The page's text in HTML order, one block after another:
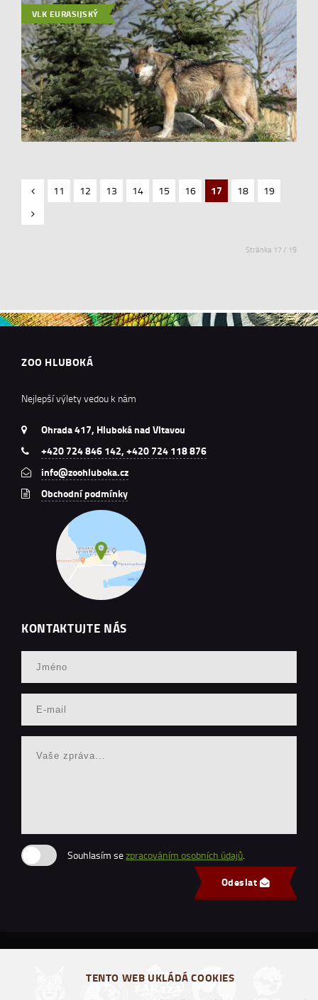
VLK EURASIJSKÝ
11 12 13 14 15 16 17 18 19
Stránka 17 / 19
ZOO HLUBOKÁ
Nejlepší výlety vedou k nám
Ohrada 417, Hluboká nad Vltavou
+420 724 846 142, +420 724 118 876
info@zoohluboka.cz
Obchodní podmínky
KONTAKTUJTE NÁS
Souhlasím sezpracováním osobních údajů
Odeslat
TENTO WEB UKLÁDÁ COOKIES